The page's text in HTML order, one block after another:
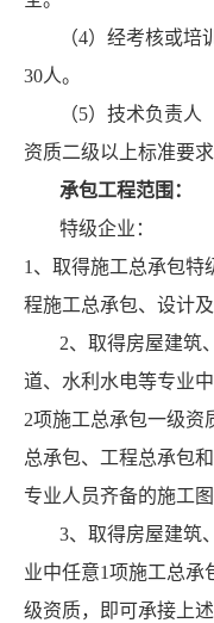
（4）经考核或
30人。
（5）技术负责
资质二级以上标准要
承包工程范围：
特级企业：
1、取得施工总承包特
程施工总承包、设计
2、取得房屋建筑
道、水利水电等专业
2项施工总承包一级资
总承包、工程总承包
专业人员齐备的施工图
3、取得房屋建筑
业中任意1项施工总承
级资质，即可承接上